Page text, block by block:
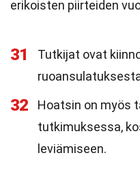
erikoisten piirteiden
31
Tutkijat ovat
32
Hoatsin on myös
tutkimuksessa,
leviämiseen.